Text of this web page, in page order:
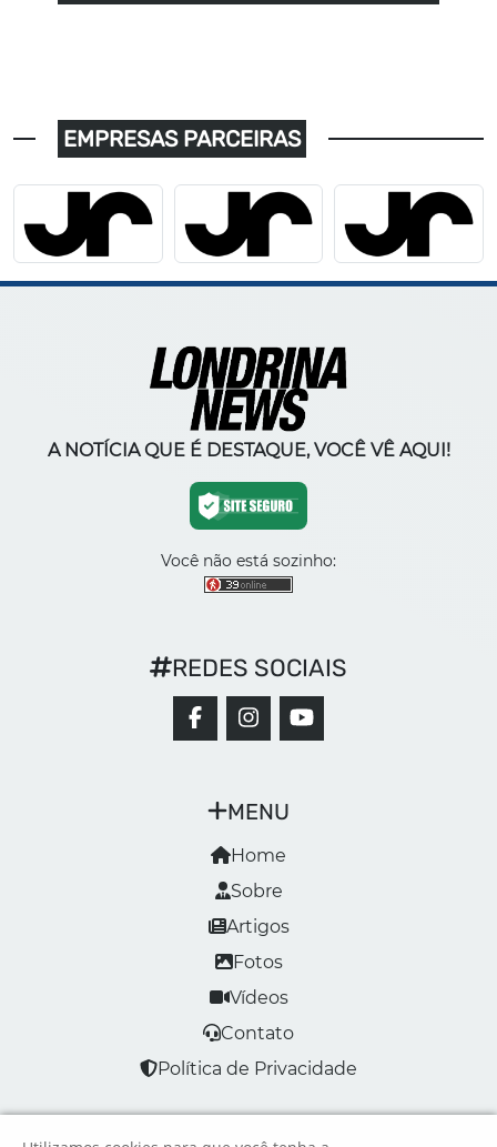
EMPRESAS PARCEIRAS
A NOTÍCIA QUE É DESTAQUE, VOCÊ VÊ AQUI!
Você não está sozinho:
MENU
Home
Sobre
Artigos
Fotos
Vídeos
Contato
Política de Privacidade
REDES SOCIAIS